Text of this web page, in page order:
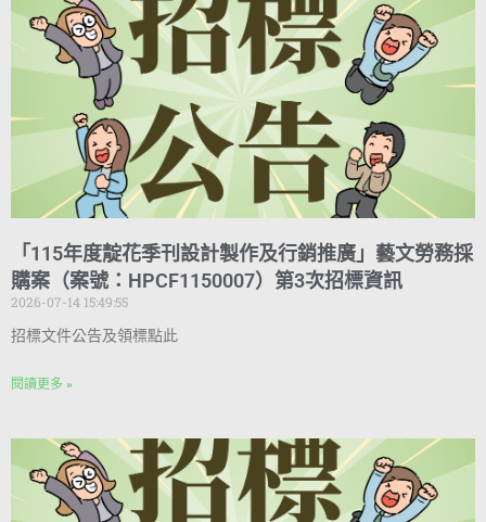
「115年度靛花季刊設計製作及行銷推廣」藝文勞務採
購案（案號：HPCF1150007）第3次招標資訊
2026-07-14 15:49:55
招標文件公告及領標點此
閱讀更多 »